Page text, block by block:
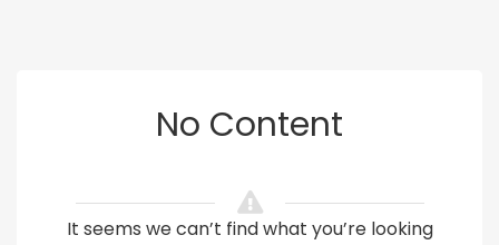
No Content
It seems we can’t find what you’re looking